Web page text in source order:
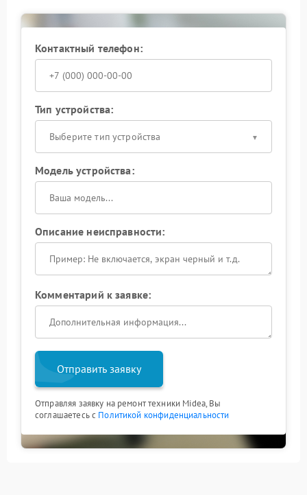
Контактный телефон:
Тип устройства:
Выберите тип устройства
Модель устройства:
Описание неисправности:
Комментарий к заявке:
Отправить заявку
Отправляя заявку на ремонт техники Midea, Вы
соглашаетесь с Политикой конфиденциальности